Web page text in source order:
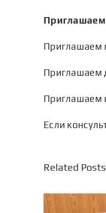
Приглашаем
Приглашаем
Приглашаем
Приглашаем
Если
Related Posts